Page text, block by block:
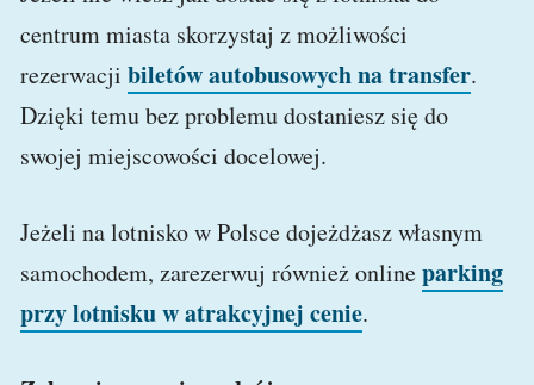
centrum miasta skorzystaj z możliwości
rezerwacji biletów autobusowych na transfer.
Dzięki temu bez problemu dostaniesz się do
swojej miejscowości docelowej.
Jeżeli na lotnisko w Polsce dojeżdżasz własnym
samochodem, zarezerwuj również onlineparking
przy lotnisku w atrakcyjnej cenie.